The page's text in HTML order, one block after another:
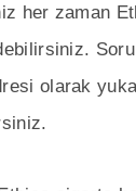
her zaman
Soru
olarak